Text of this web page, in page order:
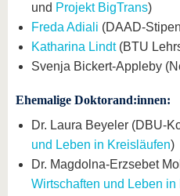
und Projekt BigTrans)
Freda Adiali (DAAD-
Katharina Lindt(BTU
Svenja Bickert-Appleby
Ehemalige Doktorand:innen:
Dr. Laura Beyeler (DBU-
und Leben in Kreisläufen)
Dr. Magdolna-Erzsebet
Wirtschaften und Leben in